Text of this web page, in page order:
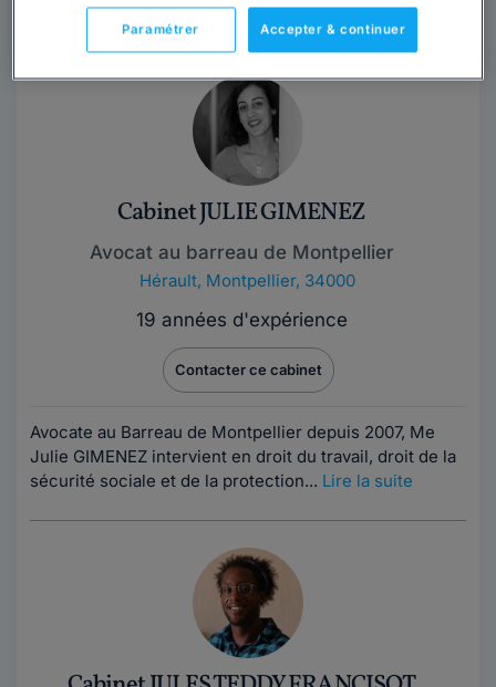
Trouver un avocat
Cabinet JULIE GIMENEZ
Avocat au barreau de Montpellier
Hérault, Montpellier, 34000
19 années d'expérience
Contacter ce cabinet
Avocate au Barreau de Montpellier depuis 2007, Me
Julie GIMENEZ intervient en droit du travail, droit de la
sécurité sociale et de la protection... Lire la suite
Accepter & continuer
Paramétrer